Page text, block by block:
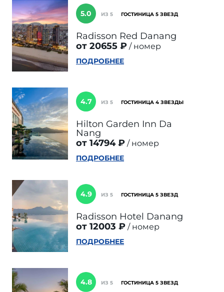
5.0 ИЗ 5 ГОСТИНИЦА 5 ЗВЕЗД
Radisson Red Danang
от 20655 ₽
номер
ПОДРОБНЕЕ
4.7 ИЗ 5 ГОСТИНИЦА 4 ЗВЕЗДЫ
Hilton Garden Inn Da
Nang
от 14794 ₽
номер
ПОДРОБНЕЕ
4.9 ИЗ 5 ГОСТИНИЦА 5 ЗВЕЗД
Radisson Hotel Danang
от 12003 ₽
номер
ПОДРОБНЕЕ
4.8 ИЗ 5 ГОСТИНИЦА 5 ЗВЕЗД